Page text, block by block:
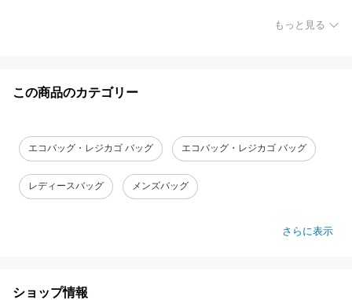
もっと見る
この商品のカテゴリー
エコバッグ・レジカゴ バッグ エコバッグ・レジカゴ バッグ
レディースバッグ メンズバッグ
さらに表示
ショップ情報